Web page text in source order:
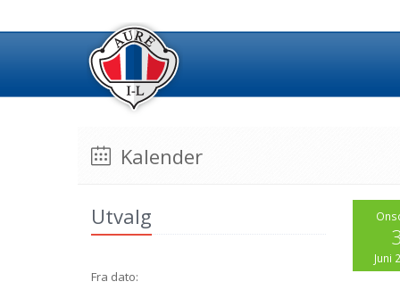
Kalender
Utvalg
Fra dato:
3
Juni